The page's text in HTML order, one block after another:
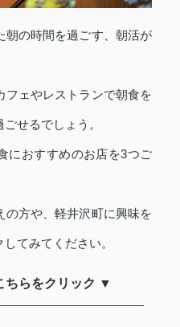
朝の時間を過ごす、朝活が
フェやレストランで朝食を
せるでしょう。
におすすめのお店を3つご
の方や、軽井沢町に興味を
てみてください。
ちらをクリック ▼